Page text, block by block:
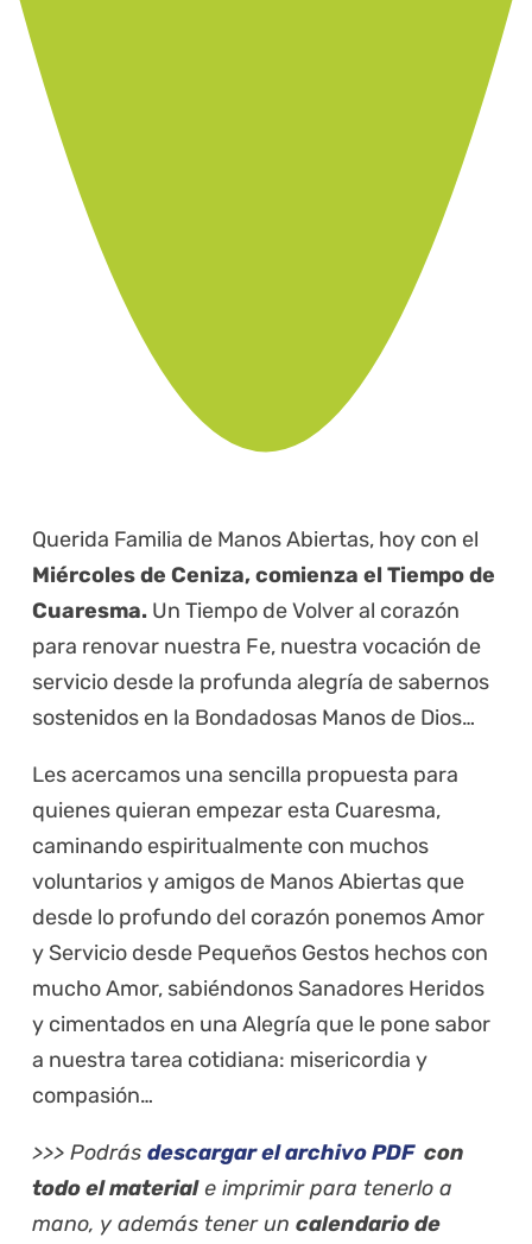
Querida Familia de Manos Abiertas, hoy con el
Miércoles de Ceniza, comienza el Tiempo de
Cuaresma. Un Tiempo de Volver al corazón
para renovar nuestra Fe, nuestra vocación de
servicio desde la profunda alegría de sabernos
sostenidos en la Bondadosas Manos de Dios…
Les acercamos una sencilla propuesta para
quienes quieran empezar esta Cuaresma,
caminando espiritualmente con muchos
voluntarios y amigos de Manos Abiertas que
desde lo profundo del corazón ponemos Amor
y Servicio desde Pequeños Gestos hechos con
mucho Amor, sabiéndonos Sanadores Heridos
y cimentados en una Alegría que le pone sabor
a nuestra tarea cotidiana: misericordia y
compasión…
>>> Podrás descargar el archivo PDFcon
todo el materiale imprimir para tenerlo a
mano, y además tener un calendario de